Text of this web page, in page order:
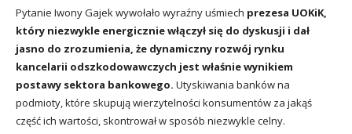
Pytanie Iwony Gajek wywołało wyraźny uśmiech prezesa UOKiK,
który niezwykle energicznie włączył się do dyskusji i dał
jasno do zrozumienia, że dynamiczny rozwój rynku
kancelarii odszkodowawczych jest właśnie wynikiem
postawy sektora bankowego. Utyskiwania banków na
podmioty, które skupują wierzytelności konsumentów za jakąś
część ich wartości, skontrował w sposób niezwykle celny.